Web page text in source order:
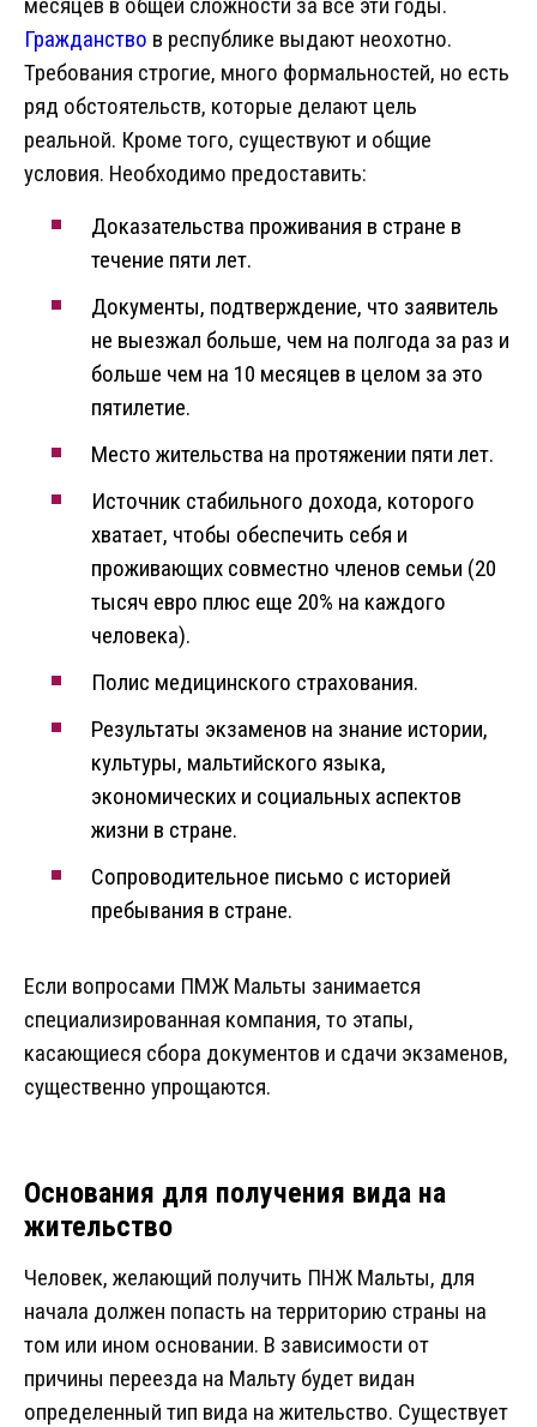
месяцев в общей сложности за все эти годы.
Гражданство в республике выдают неохотно.
Требования строгие, много формальностей, но есть
ряд обстоятельств, которые делают цель
реальной. Кроме того, существуют и общие
условия. Необходимо предоставить:
Доказательства проживания в стране в
течение пяти лет.
Документы, подтверждение, что заявитель
не выезжал больше, чем на полгода за раз и
больше чем на 10 месяцев в целом за это
пятилетие.
Место жительства на протяжении пяти лет.
Источник стабильного дохода, которого
хватает, чтобы обеспечить себя и
проживающих совместно членов семьи (20
тысяч евро плюс еще 20% на каждого
человека).
Полис медицинского страхования.
Результаты экзаменов на знание истории,
культуры, мальтийского языка,
экономических и социальных аспектов
жизни в стране.
Сопроводительное письмо с историей
пребывания в стране.
Если вопросами ПМЖ Мальты занимается
специализированная компания, то этапы,
касающиеся сбора документов и сдачи экзаменов,
существенно упрощаются.
Основания для получения вида на
жительство
Человек, желающий получить ПНЖ Мальты, для
начала должен попасть на территорию страны на
том или ином основании. В зависимости от
причины переезда на Мальту будет видан
определенный тип вида на жительство. Существует